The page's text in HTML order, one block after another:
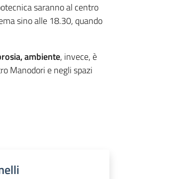
saranno al centro
sino alle 18.30, quando
ambiente, invece, è
Manodori e negli spazi